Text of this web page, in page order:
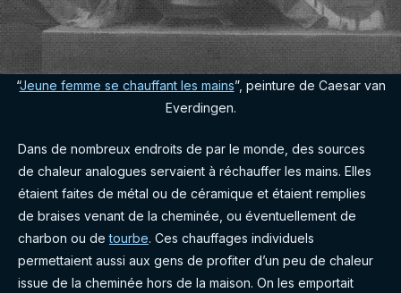
“Jeune femme se chauffant les mains”, peinture de Caesar van
Everdingen.
Dans de nombreux endroits de par le monde, des sources
de chaleur analogues servaient à réchauffer les mains. Elles
étaient faites de métal ou de céramique et étaient remplies
de braises venant de la cheminée, ou éventuellement de
charbon ou detourbe. Ces chauffages individuels
permettaient aussi aux gens de profiter d’un peu de chaleur
issue de la cheminée hors de la maison. On les emportait